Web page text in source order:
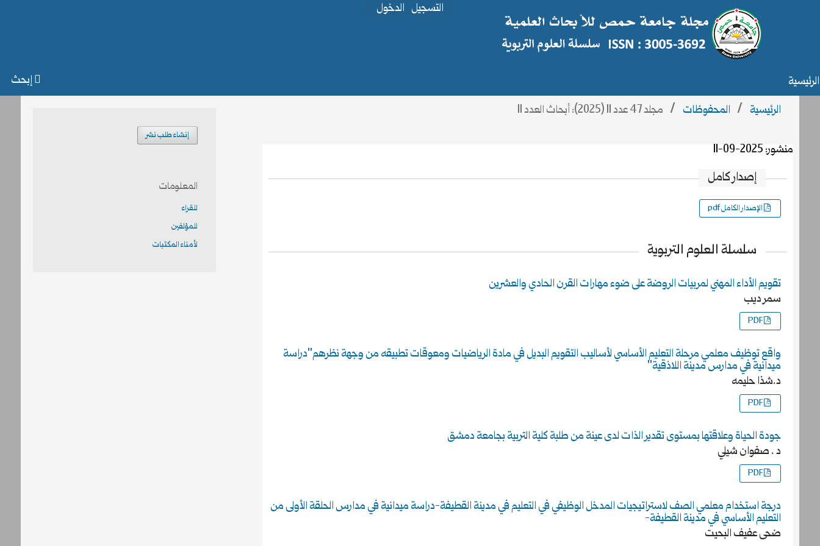
الرئيسية إبحث
التسجيل الدخول
الرئيسية / المحفوظات / مجلد 47 عدد 11 (2025): أبحاث العدد 11
منشور: 2025-09-11
إصدار كامل
الإصدار الكامل pdf
سلسلة العلوم التربوية
تقويم الأداء المهني لمربيات الروضة على ضوء مهارات القرن الحادي والعشرين
سمر ديب
PDF
واقع توظيف معلمي مرحلة التعليم الأساسي لأساليب التقويم البديل في مادة الرياضيات ومعوقات تطبيقه من وجهة نظرهم"دراسة
ميدانية في مدارس مدينة اللاذقية"
د.شذا حليمه
PDF
جودة الحياة وعلاقتها بمستوى تقدير الذات لدى عينة من طلبة كلية التربية بجامعة دمشق
د . صفوان شيلي
PDF
درجة استخدام معلمي الصف لاستراتيجيات المدخل الوظيفي في التعليم في مدينة القطيفة-دراسة ميدانية في مدارس الحلقة الأولى من
التعليم الأساسي في مدينة القطيفة-
ضحى عفيف البحيت
إنشاء طلب نشر
المعلومات
للقراء
للمؤلفين
لأمناء المكتبات